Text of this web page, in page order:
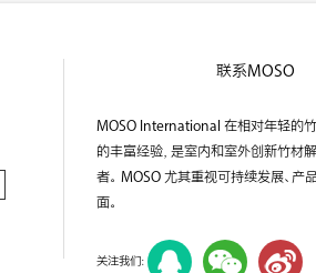
联系MOSO
MOSO International 在相对年轻的
的丰富经验，是室内和室外创新竹材
者。 MOSO 尤其重视可持续发展、产
面。
关注我们：